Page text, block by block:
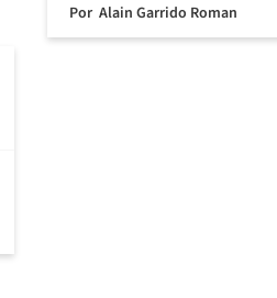
Por Alain Garrido Roman